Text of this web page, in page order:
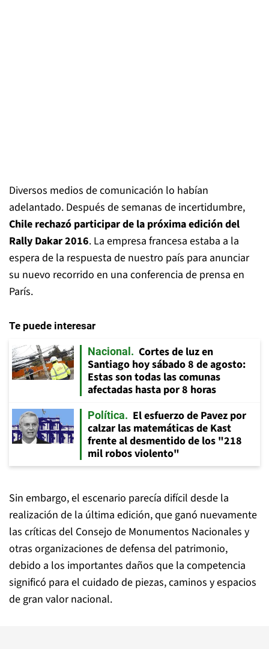
Diversos medios de comunicación lo habían
adelantado. Después de semanas de incertidumbre,
Chile rechazó participar de la próxima edición del
Rally Dakar 2016. La empresa francesa estaba a la
espera de la respuesta de nuestro país para anunciar
su nuevo recorrido en una conferencia de prensa en
París.
Te puede interesar
Nacional
Cortes de luz en
Santiago hoy sábado 8 de agosto:
Estas son todas las comunas
afectadas hasta por 8 horas
Política
El esfuerzo de Pavez por
calzar las matemáticas de Kast
frente al desmentido de los "218
mil robos violento"
Sin embargo, el escenario parecía difícil desde la
realización de la última edición, que ganó nuevamente
las críticas del Consejo de Monumentos Nacionales y
otras organizaciones de defensa del patrimonio,
debido a los importantes daños que la competencia
significó para el cuidado de piezas, caminos y espacios
de gran valor nacional.